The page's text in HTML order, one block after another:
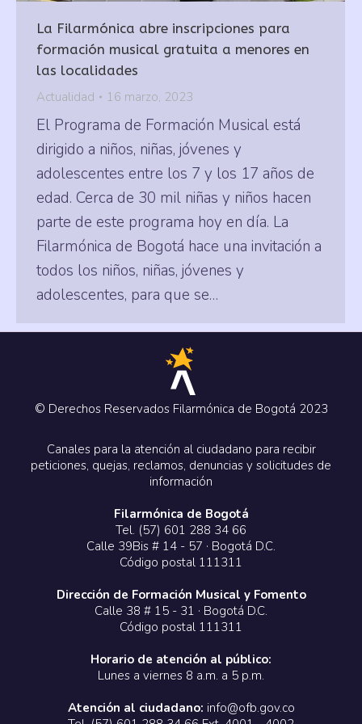
La Filarmónica abre inscripciones para
formación musical gratuita a menores en
las localidades
Actualidad
16 marzo, 2023
El Programa de Formación Musical está
dirigido a niños, niñas, jóvenes y
adolescentes entre los 7 y los 17 años de
edad. Cerca de 30 mil niñas y niños hacen
parte de este programa hoy en día. La
Filarmónica de Bogotá hace una invitación a
todos los niños, niñas, jóvenes y
adolescentes, para que se…
© Derechos Reservados Filarmónica de Bogotá 2023
Canales para la atención al ciudadano para recibir
peticiones, quejas, reclamos, denuncias y solicitudes de
información
Filarmónica de Bogotá
Tel. (57) 601 288 34 66
Calle 39Bis # 14 - 57 · Bogotá D.C.
Código postal 111311
Dirección de Formación Musical y Fomento
Calle 38 # 15 - 31 · Bogotá D.C.
Código postal 111311
Horario de atención al público:
Lunes a viernes 8 a.m. a 5 p.m.
Atención al ciudadano: info@ofb.gov.co